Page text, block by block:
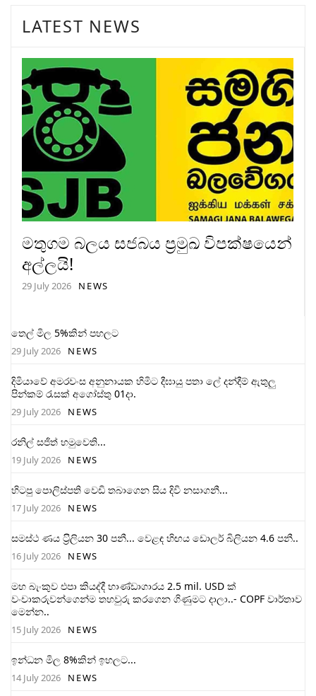
LATEST NEWS
මතුගම බලය සජබය ප්‍රමුඛ විපක්ෂයෙන්
අල්ලයි!
29 July 2026 NEWS
තෙල් මිල 5%කින් පහලට
29 July 2026 NEWS
දිමියාවේ අමරවංස අනුනායක හිමිට දීඝායු පතා ලේ දන්දීම් ඇතුලු
පින්කම් රැසක් අගෝස්තු 01දා.
29 July 2026 NEWS
රනිල් සජිත් හමුවෙති...
19 July 2026 NEWS
හිටපු පොලිස්පති වෙඩි තබාගෙන සිය දිවි නසාගනී...
17 July 2026 NEWS
සමස්ථ ණය ට‍්‍රිලියන 30 පනී... වෙළඳ හිඟය ඩොලර් බිලියන 4.6 පනී..
16 July 2026 NEWS
මහ බැංකුව එපා කියද්දී භාණ්ඩාගාරය 2.5 mil. USD ක්
වංචාකරුවන්ගෙන්ම තහවුරු කරගෙන ගිණුමට දාලා..- COPF වාර්තාව
මෙන්න..
15 July 2026 NEWS
ඉන්ධන මිල 8%කින් ඉහලට...
14 July 2026 NEWS